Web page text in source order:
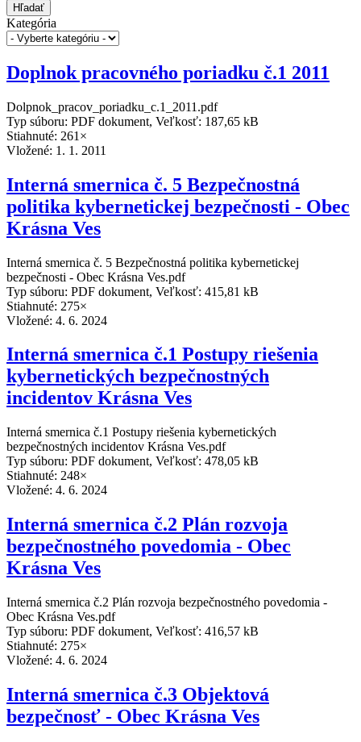
Hľadať
Kategória
Doplnok pracovného poriadku č.1 2011
Dolpnok_pracov_poriadku_c.1_2011.pdf
Typ súboru: PDF dokument, Veľkosť: 187,65 kB
Stiahnuté: 261×
Vložené: 1. 1. 2011
Interná smernica č. 5 Bezpečnostná
politika kybernetickej bezpečnosti - Obec
Krásna Ves
Interná smernica č. 5 Bezpečnostná politika kybernetickej
bezpečnosti - Obec Krásna Ves.pdf
Typ súboru: PDF dokument, Veľkosť: 415,81 kB
Stiahnuté: 275×
Vložené: 4. 6. 2024
Interná smernica č.1 Postupy riešenia
kybernetických bezpečnostných
incidentov Krásna Ves
Interná smernica č.1 Postupy riešenia kybernetických
bezpečnostných incidentov Krásna Ves.pdf
Typ súboru: PDF dokument, Veľkosť: 478,05 kB
Stiahnuté: 248×
Vložené: 4. 6. 2024
Interná smernica č.2 Plán rozvoja
bezpečnostného povedomia - Obec
Krásna Ves
Interná smernica č.2 Plán rozvoja bezpečnostného povedomia -
Obec Krásna Ves.pdf
Typ súboru: PDF dokument, Veľkosť: 416,57 kB
Stiahnuté: 275×
Vložené: 4. 6. 2024
Interná smernica č.3 Objektová
bezpečnosť - Obec Krásna Ves